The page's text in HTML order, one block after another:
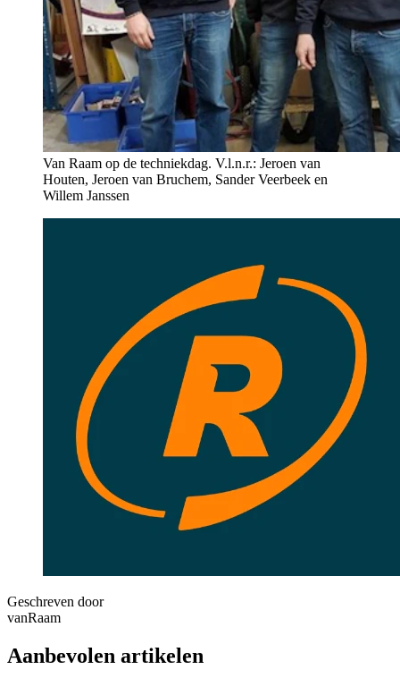
Van Raam op de techniekdag. V.l.n.r.: Jeroen van
Houten, Jeroen van Bruchem, Sander Veerbeek en
Willem Janssen
Geschreven door
vanRaam
Aanbevolen artikelen